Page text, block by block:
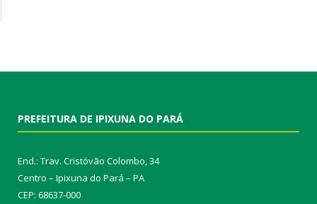
PREFEITURA DE IPIXUNA DO PARÁ
End.: Trav. Cristóvão Colombo, 34
Centro – Ipixuna do Pará – PA
CEP: 68637-000